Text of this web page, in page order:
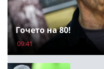
Гочето на 80!
09:41